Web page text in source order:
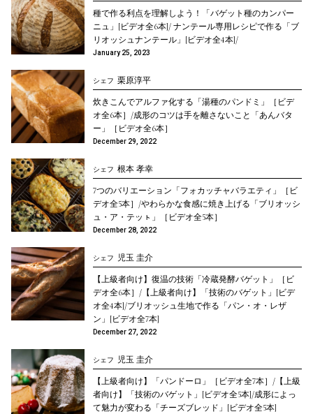
種で作る利点を理解しよう！「バゲット種のカンパー
ニュ」[ビデオ全6本]/ ナンテール専用レシピで作る「ブ
リオッシュナンテール」[ビデオ全4本]/
January 25, 2023
シェフ 栗原淳平
炊きこんでアルファ化する「湯種のパンドミ」［ビデ
オ全6本］/成形のコツは手を離さないこと「あんバタ
ー」［ビデオ全6本］
December 29, 2022
シェフ 根本 孝幸
7つのバリエーション「フォカッチャバラエティ」［ビ
デオ全5本］/やわらかな食感に焼き上げる「ブリオッシ
ュ・ア・テッㇳ」［ビデオ全5本］
December 28, 2022
シェフ 児玉 圭介
【上級者向け】復温の技術「冷蔵発酵バゲット」［ビ
デオ全6本］/【上級者向け】「技術のバゲット」[ビデ
オ全4本]/ブリオッシュ生地で作る「パン・オ・レザ
ン」[ビデオ全7本]
December 27, 2022
シェフ 児玉 圭介
【上級者向け】「パンドーロ」［ビデオ全7本］/【上級
者向け】「技術のバゲット」[ビデオ全5本]/成形によっ
て魅力が変わる「チーズブレッド」[ビデオ全5本]